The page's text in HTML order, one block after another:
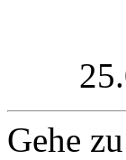
Gehe